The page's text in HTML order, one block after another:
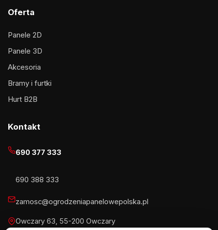
Oferta
Panele 2D
Panele 3D
Akcesoria
Bramy i furtki
Hurt B2B
Kontakt
690 377 333
690 388 333
zamosc@ogrodzeniapanelowepolska.pl
Owczary 63, 55-200 Owczary